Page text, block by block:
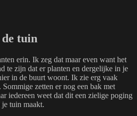
tuin
erin. Ik zeg dat maar even want het
te zijn dat er planten en dergelijke in je
in de buurt woont. Ik zie erg vaak
zetten er nog een bak met
iedereen weet dat dit een zielige poging
tuin maakt.